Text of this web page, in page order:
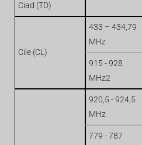
Ciad (TD)
Cile (CL)
433 – 434,79
MHz
915 - 928
MHz2
920,5 - 924,5
MHz
779 - 787